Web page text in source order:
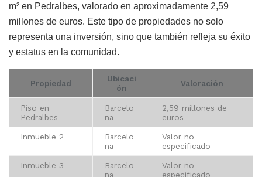
m² en Pedralbes, valorado en aproximadamente 2,59
millones de euros. Este tipo de propiedades no solo
representa una inversión, sino que también refleja su éxito
y estatus en la comunidad.
Propiedad
Ubicaci
ón
Valoración
Piso en
Pedralbes
Barcelo
na
2,59 millones de
euros
Inmueble 2
Barcelo
na
Valor no
especificado
Inmueble 3
Barcelo
na
Valor no
especificado